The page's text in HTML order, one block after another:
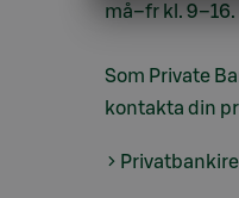
må–fr kl. 9–16.
Som Private
kontakta din